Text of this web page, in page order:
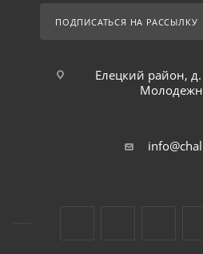
ПОДПИСАТЬСЯ НА РАССЫЛКУ
Елецкий район,